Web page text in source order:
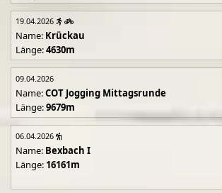
19.04.2026
Name: Krückau
Länge:4630m
09.04.2026
Name:COT Jogging Mittagsrunde
Länge:9679m
06.04.2026
Name: Bexbach I
Länge: 16161m